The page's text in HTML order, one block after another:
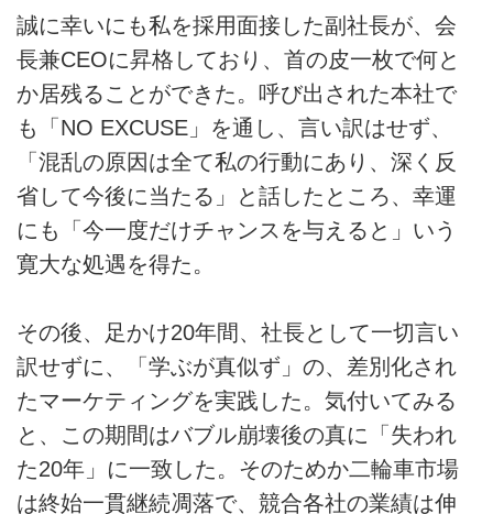
誠に幸いにも私を採用面接した副社長が、会
長兼CEOに昇格しており、首の皮一枚で何と
か居残ることができた。呼び出された本社で
も「NO EXCUSE」を通し、言い訳はせず、
「混乱の原因は全て私の行動にあり、深く反
省して今後に当たる」と話したところ、幸運
にも「今一度だけチャンスを与えると」いう
寛大な処遇を得た。
その後、足かけ20年間、社長として一切言い
訳せずに、「学ぶが真似ず」の、差別化され
たマーケティングを実践した。気付いてみる
と、この期間はバブル崩壊後の真に「失われ
た20年」に一致した。そのためか二輪車市場
は終始一貫継続凋落で、競合各社の業績は伸